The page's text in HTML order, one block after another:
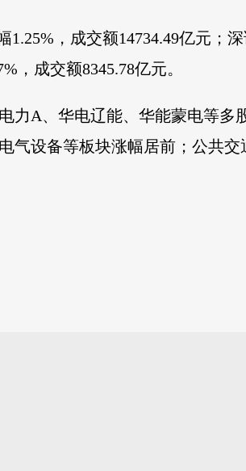
，成交额14734.49亿元；深
，成交额8345.78亿元。
力A、华电辽能、华能蒙电等多
气设备等板块涨幅居前；公共